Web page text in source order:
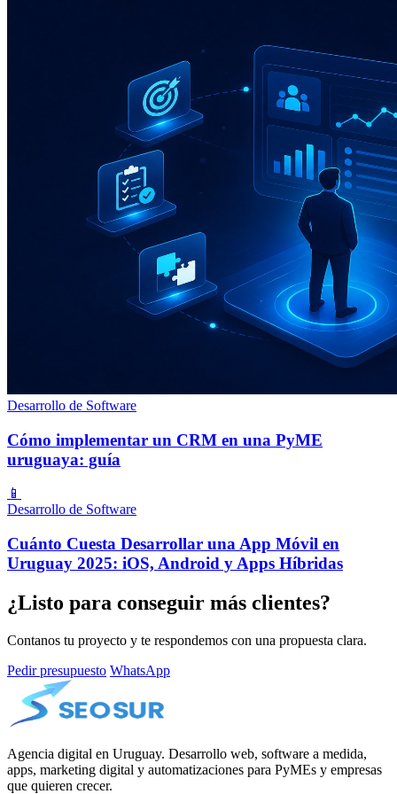
Desarrollo de Software
Cómo implementar un CRM en una PyME
uruguaya: guía
📱
Desarrollo de Software
Cuánto Cuesta Desarrollar una App Móvil en
Uruguay 2025: iOS, Android y Apps Híbridas
¿Listo para conseguir más clientes?
Contanos tu proyecto y te respondemos con una propuesta clara.
Pedir presupuesto WhatsApp
Agencia digital en Uruguay. Desarrollo web, software a medida,
apps, marketing digital y automatizaciones para PyMEs y empresas
que quieren crecer.